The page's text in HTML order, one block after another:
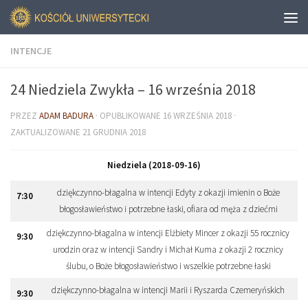
INTENCJE
24 Niedziela Zwykła – 16 września 2018
PRZEZ ADAM BADURA · OPUBLIKOWANE 16 WRZEŚNIA 2018 ·
ZAKTUALIZOWANE 21 GRUDNIA 2018
Niedziela (2018-09-16)
7:30
dziękczynno-błagalna w intencji Edyty z okazji imienin o Boże
błogosławieństwo i potrzebne łaski, ofiara od męża z dziećmi
9:30
dziękczynno-błagalna w intencji Elżbiety Mincer z okazji 55 rocznicy
urodzin oraz w intencji Sandry i Michał Kuma z okazji 2 rocznicy
ślubu, o Boże błogosławieństwo i wszelkie potrzebne łaski
9:30
dziękczynno-błagalna w intencji Marii i Ryszarda Czemeryńskich